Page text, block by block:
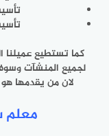
كما تستطيع
لجميع المنشآت
لان من يقدمها
معلم